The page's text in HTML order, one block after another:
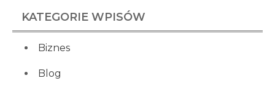
KATEGORIE WPISÓW
Biznes
Blog